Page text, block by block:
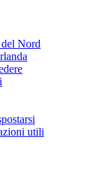
Nord
utili